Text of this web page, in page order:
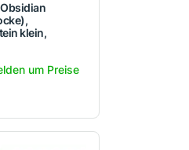
klein,
um Preise